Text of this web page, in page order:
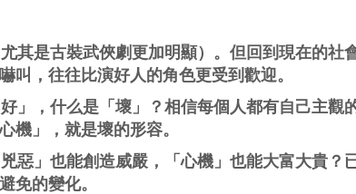
是古裝武俠劇更加明顯）。但回到現在的社
叫，往往比演好人的角色更受到歡迎。
，什么是「壞」？相信每個人都有自己主觀
機」，就是壞的形容。
」也能創造威嚴，「心機」也能大富大貴？
免的變化。